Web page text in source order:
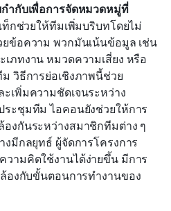
ำกับเพื่อการจัดหมวดหมู่ที่
กช่วยให้ทีมเพิ่มบริบทโดยไม่
ยข้อความ พวกมันเน้นข้อมูล เช่น
ภทงาน หมวดความเสี่ยง หรือ
วิธีการย่อเชิงภาพนี้ช่วย
เพิ่มความชัดเจนระหว่าง
ระชุมทีม ไอคอนยังช่วยให้การ
งกันระหว่างสมาชิกทีมต่าง ๆ
มีกลยุทธ์ ผู้จัดการโครงการ
วามคิดใช้งานได้ง่ายขึ้น มีการ
องกับขั้นตอนการทำงานของ